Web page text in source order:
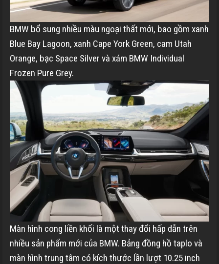
BMW bổ sung nhiều màu ngoại thất mới, bao gồm xanh
Blue Bay Lagoon, xanh Cape York Green, cam Utah
Orange, bạc Space Silver và xám BMW Individual
Frozen Pure Grey.
Màn hình cong liền khối là một thay đổi hấp dẫn trên
nhiều sản phẩm mới của BMW. Bảng đồng hồ taplo và
màn hình trung tâm có kích thước lần lượt 10.25 inch